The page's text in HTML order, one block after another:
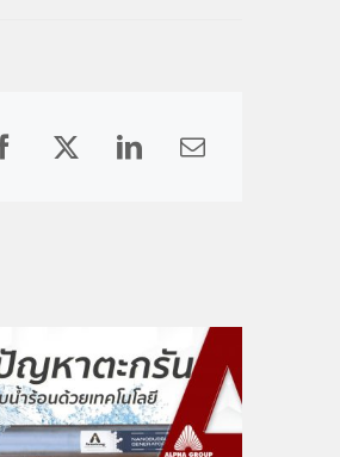
Facebook
X LinkedInEmail